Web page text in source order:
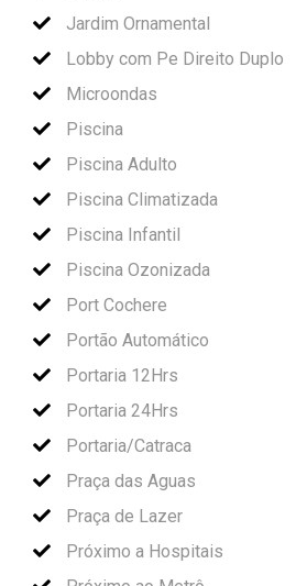
Jardim Ornamental
Lobby com Pe Direito Duplo
Microondas
Piscina
Piscina Adulto
Piscina Climatizada
Piscina Infantil
Piscina Ozonizada
Port Cochere
Portão Automático
Portaria 12Hrs
Portaria 24Hrs
Portaria/Catraca
Praça das Aguas
Praça de Lazer
Próximo a Hospitais